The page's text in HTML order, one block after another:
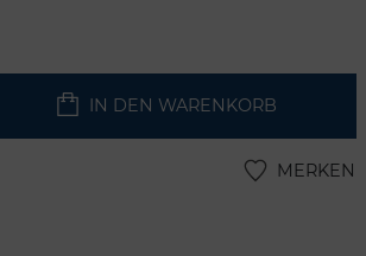
IN DEN WARENKORB
MERKEN